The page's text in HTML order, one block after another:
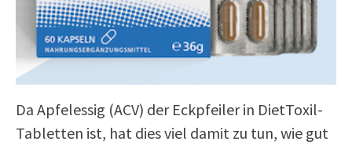
Da Apfelessig (ACV) der Eckpfeiler in DietToxil-
Tabletten ist, hat dies viel damit zu tun, wie gut